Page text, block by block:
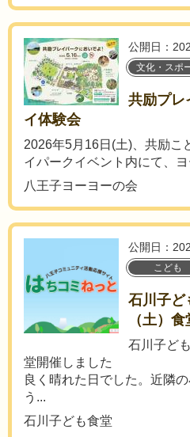
公開日：
文化・スポ
共励プレ
イ体験会
2026年5月16日(土)、共励こ
イパークイベント内にて、
八王子ヨーヨーの会
公開日：
こども
石川子ど
（土）
石川子ど
堂開催しました
良く晴れた日でした。近隣
う...
石川子ども食堂